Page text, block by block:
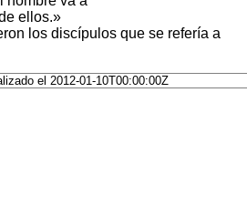
ellos.»
los discípulos que se refería a
el 2012-01-10T00:00:00Z